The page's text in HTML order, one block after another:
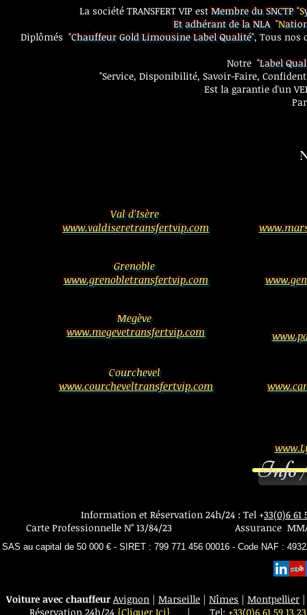
La société TRANSFERT VIP estMembre du SNCTP "S
Et adhérant de la NLA "N
Diplômés "Chauffeur Gold Limousine Label Qualité", Tous nos
Notre"Label
"Service, Disponibilité, Savoir-Faire,
Est la garantie d'un
Val d'Isère
www.valdiseretransfertvip.com
Grenoble
www.grenobletransfertvip.com
Megève
www.megevetransfertvip.com
Courchevel
www.courcheveltransfertvip.com
Info
Information et Réservation 24h/24 : Tel +33(0)6 61
Carte Professionnelle N° 13/84/23 Assurance MMA
SAS au capital de 50 000 € - SIRET : 799 771 456 00016 - Code NAF :
Voiture avec chauffeur Avignon | Marseille | Nîmes | Montpellier
Réservation 24h/24 {Cliquer Ici} | Tel: +33(0)6 61 59 13 23